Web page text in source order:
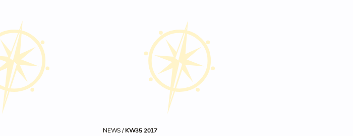
NEWS /KW35 2017